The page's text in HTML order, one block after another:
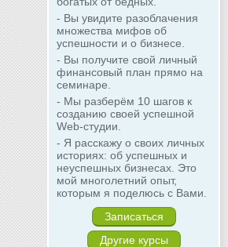
- Вы увидите разоблачения
множества мифов об
успешности и о бизнесе.
- Вы получите свой личный
финансовый план прямо на
семинаре.
- Мы разберём 10 шагов к
созданию своей успешной
Web-студии.
- Я расскажу о своих личных
историях: об успешных и
неуспешных бизнесах. Это
мой многолетний опыт,
которым я поделюсь с Вами.
Записаться
Другие курсы